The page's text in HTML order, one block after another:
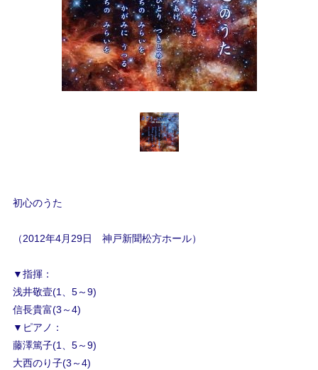
初心のうた
（2012年4月29日 神戸新聞松方ホール）
▼指揮：
浅井敬壹(1、5～9)
信長貴富(3～4)
▼ピアノ：
藤澤篤子(1、5～9)
大西のり子(3～4)